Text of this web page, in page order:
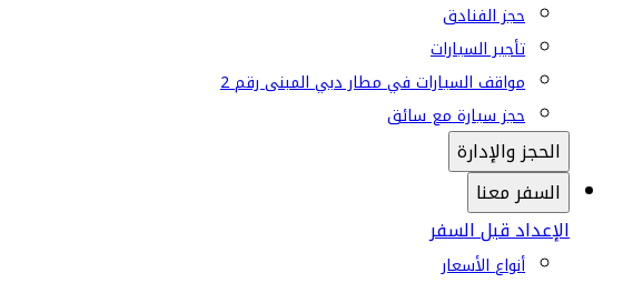
حجز الفنادق
تأجير السيارات
مواقف السيارات في مطار دبي المبنى رقم 2
حجز سيارة مع سائق
الحجز والإدارة
السفر معنا
الإعداد قبل السفر
أنواع الأسعار